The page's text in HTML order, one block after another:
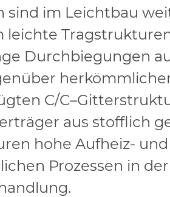
sind im Leichtbau
leichte Tragstruktu
Durchbiegungen
herkömm
C/C–
aus stofflich
hohe Aufheiz-
Prozessen in der